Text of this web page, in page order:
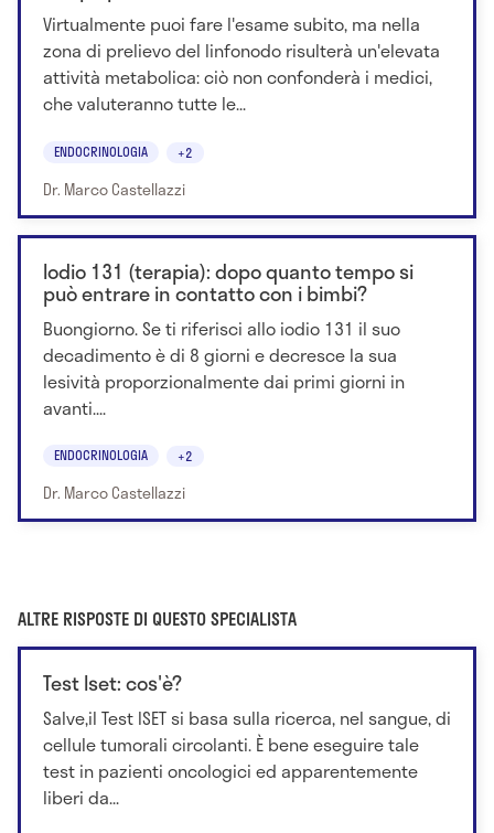
Virtualmente puoi fare l'esame subito, ma nella
zona di prelievo del linfonodo risulterà un'elevata
attività metabolica: ciò non confonderà i medici,
che valuteranno tutte le...
ENDOCRINOLOGIA +2
Dr. Marco Castellazzi
Iodio 131 (terapia): dopo quanto tempo si
può entrare in contatto con i bimbi?
Buongiorno. Se ti riferisci allo iodio 131 il suo
decadimento è di 8 giorni e decresce la sua
lesività proporzionalmente dai primi giorni in
avanti....
ENDOCRINOLOGIA +2
Dr. Marco Castellazzi
ALTRE RISPOSTE DI QUESTO SPECIALISTA
Test Iset: cos'è?
Salve,il Test ISET si basa sulla ricerca, nel sangue, di
cellule tumorali circolanti. È bene eseguire tale
test in pazienti oncologici ed apparentemente
liberi da...